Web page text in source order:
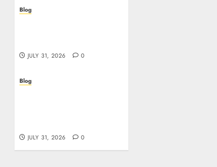
Blog
JULY 31, 2026 0
Blog
JULY 31, 2026 0